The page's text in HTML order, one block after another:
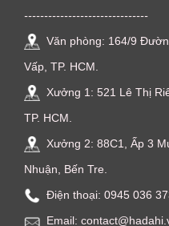
-------------------------------
Văn phòng: 164/9
Vấp, TP. HCM.
Xưởng 1: 521 Lê Thị
TP. HCM.
Xưởng 2: 88C1, Ấp 3
Nhuận, Bến Tre.
Điện thoại: ‭0945 036
Email: